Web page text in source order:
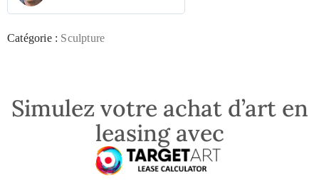
Catégorie : Sculpture
Simulez votre achat d’art en
leasing avec